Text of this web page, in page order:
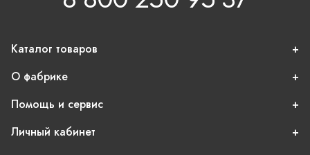
Каталог товаров
О фабрике
Помощь и сервис
Личный кабинет